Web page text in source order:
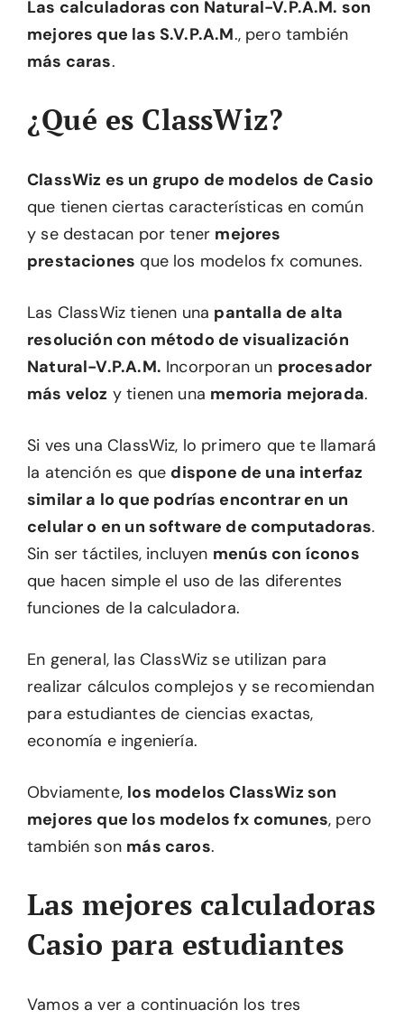
Las calculadoras con Natural-V.P.A.M. son
mejores que las S.V.P.A.M., pero también
más caras.
¿Qué es ClassWiz?
ClassWiz es un grupo de modelos de Casio
que tienen ciertas características en común
y se destacan por tener mejores
prestaciones que los modelos fx comunes.
Las ClassWiz tienen una pantalla de alta
resolución con método de visualización
Natural-V.P.A.M. Incorporan un procesador
más veloz y tienen una memoria mejorada.
Si ves una ClassWiz, lo primero que te llamará
la atención es que dispone de una interfaz
similar a lo que podrías encontrar en un
celular o en un software de computadoras.
Sin ser táctiles, incluyen menús con íconos
que hacen simple el uso de las diferentes
funciones de la calculadora.
En general, las ClassWiz se utilizan para
realizar cálculos complejos y se recomiendan
para estudiantes de ciencias exactas,
economía e ingeniería.
Obviamente, los modelos ClassWiz son
mejores que los modelos fx comunes, pero
también son más caros.
Las mejores calculadoras
Casio para estudiantes
Vamos a ver a continuación los tres